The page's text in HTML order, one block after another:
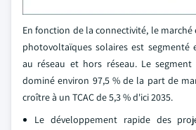
En fonction de la connectivité, le
photovoltaïques solaires est segmenté
au réseau et hors réseau. Le
dominé environ 97,5 % de la part de
croître à un TCAC de 5,3 % d'ici 2035.
Le développement rapide des